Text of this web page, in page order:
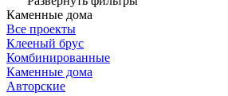
Каменные дома
Все проекты
Клееный брус
Комбинированные
Каменные дома
Авторские